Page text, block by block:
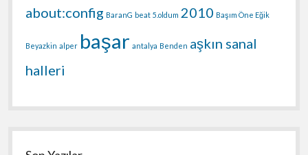
about:config BaranG beat 5.oldum 2010 Başım Öne Eğik
Beyazkin alper başar antalya Benden aşkın sanal
halleri